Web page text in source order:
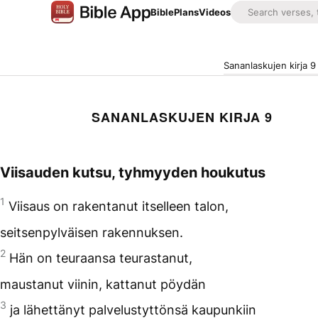
BiblePlansVideos
Sananlaskujen kirja 9
SANANLASKUJEN KIRJA 9
Viisauden kutsu, tyhmyyden houkutus
1 Viisaus on rakentanut itselleen talon,
seitsenpylväisen rakennuksen.
2 Hän on teuraansa teurastanut,
maustanut viinin, kattanut pöydän
3 ja lähettänyt palvelustyttönsä kaupunkiin